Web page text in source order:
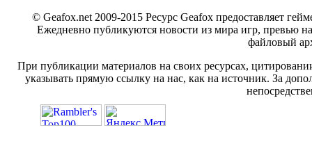
© Geafox.net 2009-2015 Ресурс Geafox предоставляет
Ежедневно публикуются новости из мира игр, превью
файловый
При публикации материалов на своих ресурсах,
указывать прямую ссылку на нас, как на источник. За